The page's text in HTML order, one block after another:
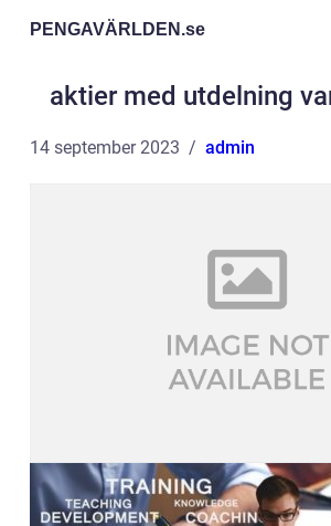
PENGAVÄRLDEN.se
aktier med utdelning
14 september 2023 admin